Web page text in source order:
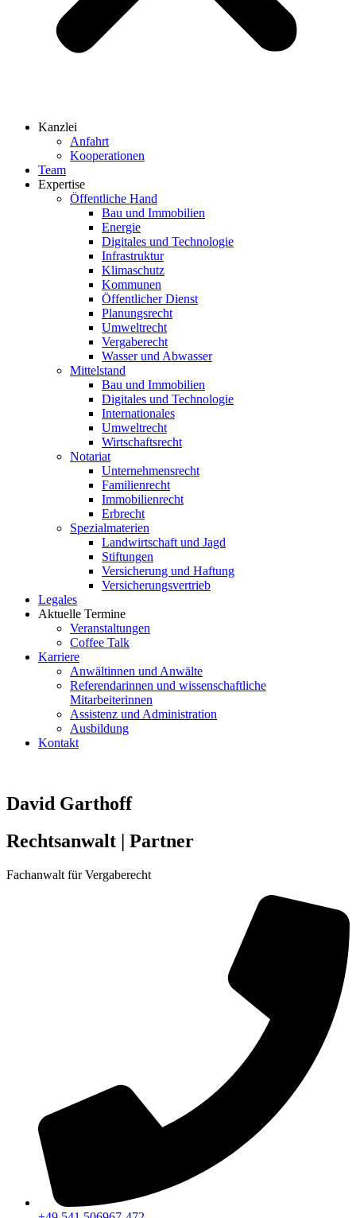
Kanzlei
Anfahrt
Kooperationen
Team
Expertise
Öffentliche Hand
Bau und Immobilien
Energie
Digitales und Technologie
Infrastruktur
Klimaschutz
Kommunen
Öffentlicher Dienst
Planungsrecht
Umweltrecht
Vergaberecht
Wasser und Abwasser
Mittelstand
Bau und Immobilien
Digitales und Technologie
Internationales
Umweltrecht
Wirtschaftsrecht
Notariat
Unternehmensrecht
Familienrecht
Immobilienrecht
Erbrecht
Spezialmaterien
Landwirtschaft und Jagd
Stiftungen
Versicherung und Haftung
Versicherungsvertrieb
Legales
Aktuelle Termine
Veranstaltungen
Coffee Talk
Karriere
Anwältinnen und Anwälte
Referendarinnen und wissenschaftliche
Mitarbeiterinnen
Assistenz und Administration
Ausbildung
Kontakt
David Garthoff
Rechtsanwalt | Partner
Fachanwalt für Vergaberecht